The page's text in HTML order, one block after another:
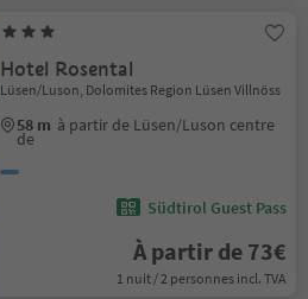
Hotel Rosental
Lüsen/Luson, Dolomites Region Lüsen Villnöss
58 m à partir de Lüsen/Luson centre
de
Südtirol Guest Pass
À partir de 73€
1 nuit / 2 personnes incl. TVA